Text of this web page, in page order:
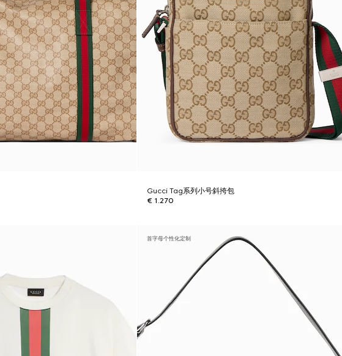
Gucci Tag系列小号斜挎包
€ 1.270
首字母个性化定制